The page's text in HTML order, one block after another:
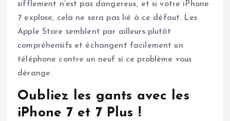
sifflement n’est pas dangereux, et si votre iPhone
7 explose, cela ne sera pas lié à ce défaut. Les
Apple Store semblent par ailleurs plutôt
compréhensifs et échangent facilement un
téléphone contre un neuf si ce problème vous
dérange.
Oubliez les gants avec les
iPhone 7 et 7 Plus !